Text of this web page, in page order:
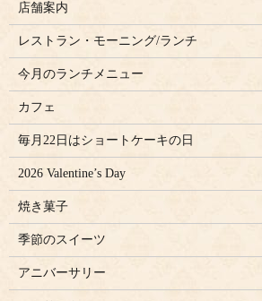
店舗案内
レストラン・モーニング/ランチ
今月のランチメニュー
カフェ
毎月22日はショートケーキの日
2026 Valentine’s Day
焼き菓子
季節のスイーツ
アニバーサリー